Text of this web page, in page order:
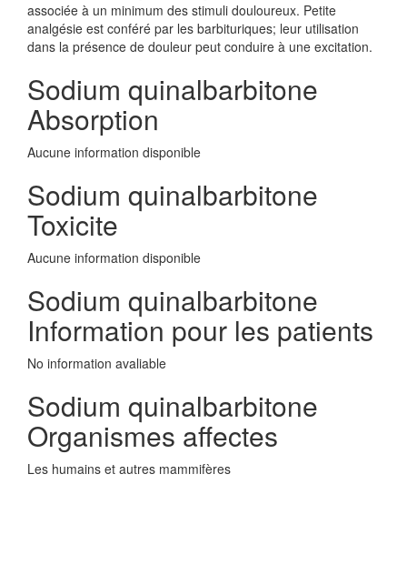
associée à un minimum des stimuli douloureux. Petite
analgésie est conféré par les barbituriques; leur utilisation
dans la présence de douleur peut conduire à une excitation.
Sodium quinalbarbitone
Absorption
Aucune information disponible
Sodium quinalbarbitone
Toxicite
Aucune information disponible
Sodium quinalbarbitone
Information pour les patients
No information avaliable
Sodium quinalbarbitone
Organismes affectes
Les humains et autres mammifères